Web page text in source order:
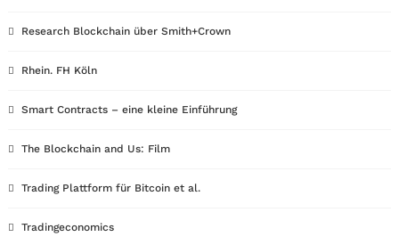
Research Blockchain über Smith+Crown
Rhein. FH Köln
Smart Contracts – eine kleine Einführung
The Blockchain and Us: Film
Trading Plattform für Bitcoin et al.
Tradingeconomics